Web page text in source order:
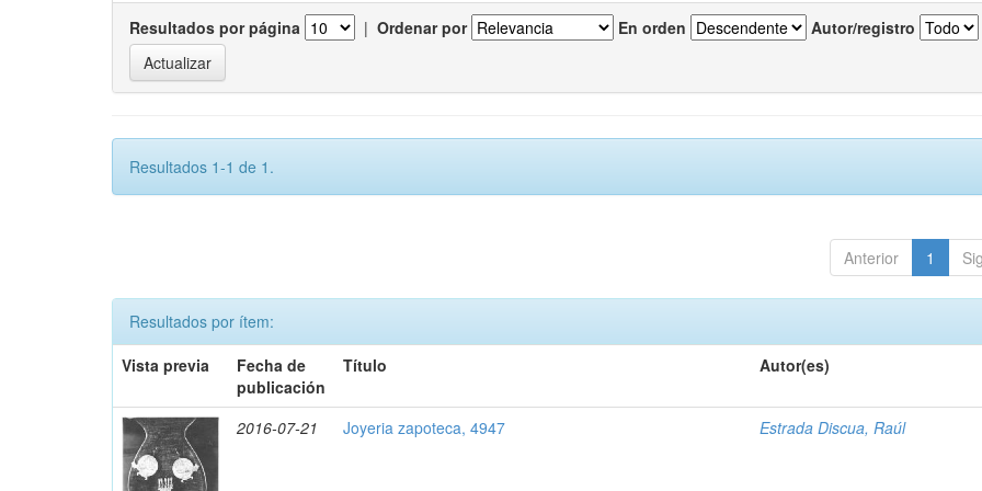
Resultados por página | Ordenar por En orden Autor/registro
Resultados 1-1 de 1.
Anterior 1
Resultados por ítem:
Vista previa
Fecha de
publicación
Título Autor(es)
2016-07-21 Joyeria zapoteca, 4947 Estrada Discua, Raúl